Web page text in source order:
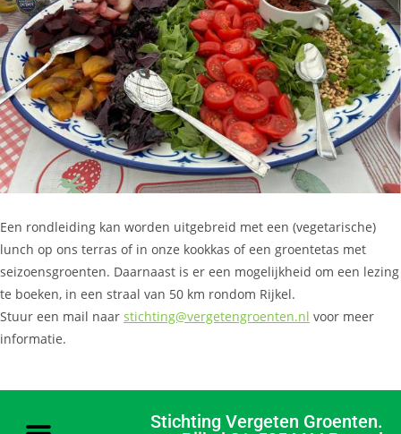
Een rondleiding kan worden uitgebreid met een (vegetarische)
lunch op ons terras of in onze kookkas of een groentetas met
seizoensgroenten. Daarnaast is er een mogelijkheid om een lezing
te boeken, in een straal van 50 km rondom Rijkel.
Stuur een mail naar stichting@vergetengroenten.nl voor meer
informatie.
Stichting Vergeten Groenten.